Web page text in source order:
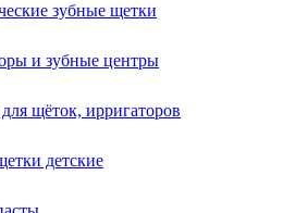
зубные щетки
и зубные центры
щёток, ирригаторов
детские